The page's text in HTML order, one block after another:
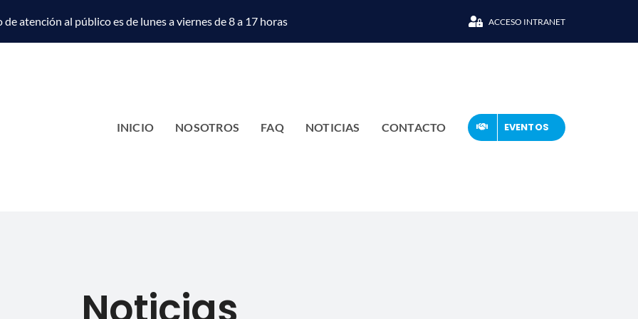
de atención al público es de lunes a viernes de 8 a 17 horas ACCESO INTRANET
INICIO NOSOTROS FAQ NOTICIAS CONTACTO EVENTOS